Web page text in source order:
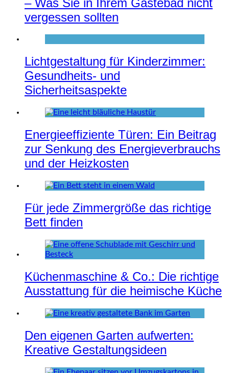
vergessen sollten
Lichtgestaltung für Kinderzimmer:
Gesundheits- und
Sicherheitsaspekte
Energieeffiziente Türen: Ein Beitrag
zur Senkung des Energieverbrauchs
und der Heizkosten
Für jede Zimmergröße das richtige
Bett finden
Küchenmaschine & Co.: Die richtige
Ausstattung für die heimische Küche
Den eigenen Garten aufwerten:
Kreative Gestaltungsideen